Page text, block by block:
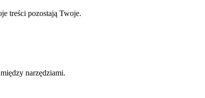
treści pozostają Twoje.
narzędziami.